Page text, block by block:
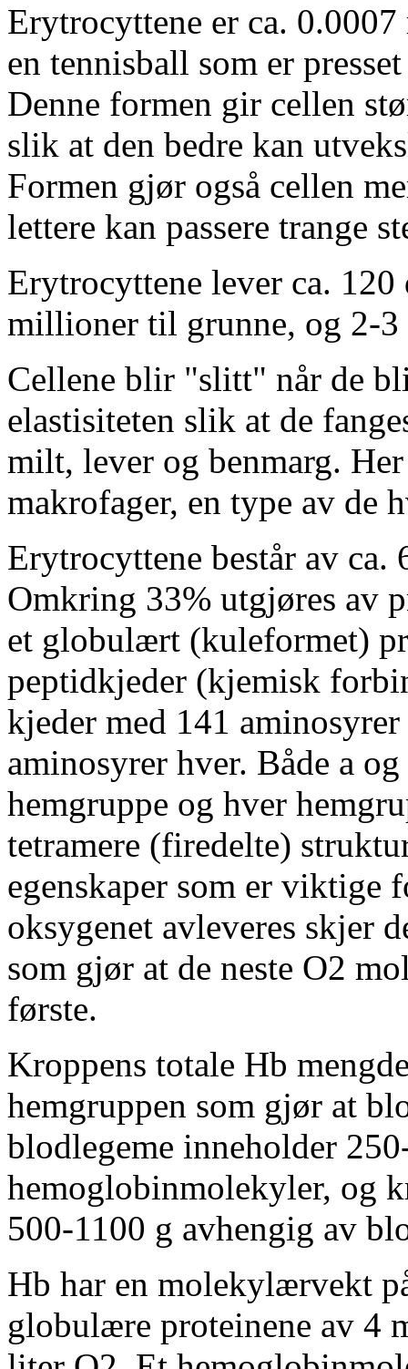
Erytrocyttene er ca.
en tennisball som er
Denne formen gir cellen
slik at den bedre kan
Formen gjør også cellen
lettere kan passere trange
Erytrocyttene lever ca.
millioner til grunne, og 2-3
Cellene blir "slitt" når de
elastisiteten slik at de
milt, lever og benmarg.
makrofager, en type av de
Erytrocyttene består av ca.
Omkring 33% utgjøres av
et globulært (kuleformet)
peptidkjeder (kjemisk
kjeder med 141
aminosyrer hver. Både a
hemgruppe og hver
tetramere (firedelte)
egenskaper som er viktige
oksygenet avleveres skjer
som gjør at de neste O2
første.
Kroppens totale Hb
hemgruppen som gjør at
blodlegeme inneholder
hemoglobinmolekyler, og
500-1100 g avhengig av
Hb har en molekylærvekt
globulære proteinene av 4